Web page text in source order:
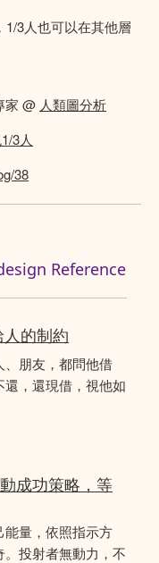
3人也可以在其他層
家 @ 人類圖分析
3人
38
Reference
的制約
朋友，都問他借
，還現借，視他如
成功策略，等
量，依照指示方
投射者無動力，不